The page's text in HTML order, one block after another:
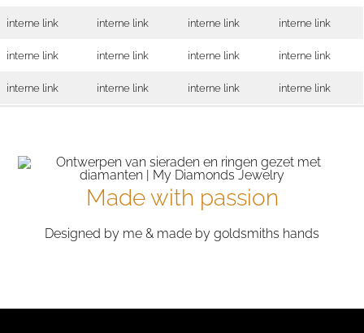
interne link interne link interne link interne link
interne link interne link interne link interne link
interne link interne link interne link interne link
Made with passion
Designed by me & made by goldsmiths hands